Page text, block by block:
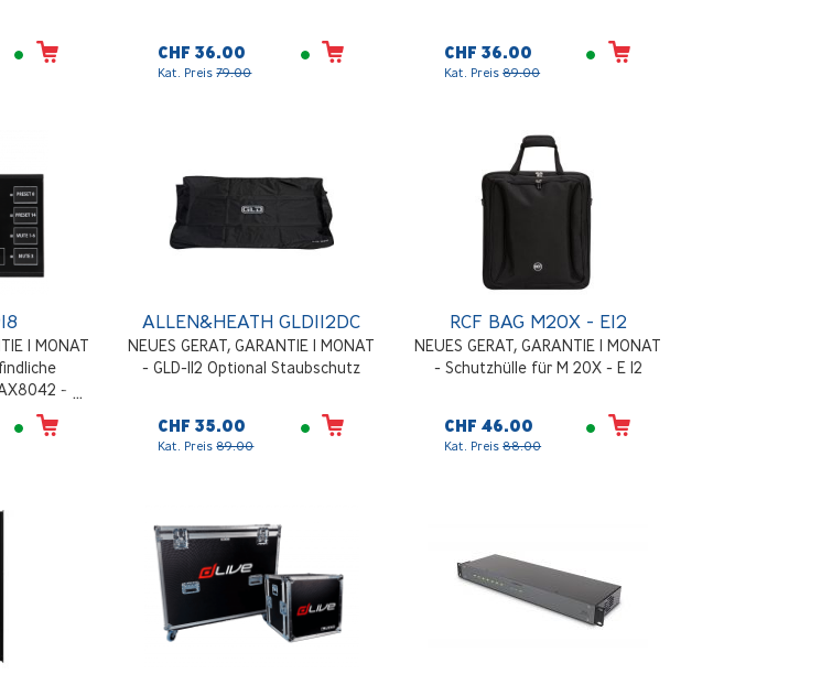
CHF 36.00
Kat. Preis79.00
CHF 36.00
Kat. Preis89.00
1 MONAT
-
ALLEN&HEATH GLD112DC
NEUES GERAT, GARANTIE 1 MONAT
- GLD-112 Optional Staubschutz
CHF 35.00
Kat. Preis89.00
RCF BAG M20X - E12
NEUES GERAT, GARANTIE 1 MONAT
- Schutzhülle für M 20X - E 12
CHF 46.00
Kat. Preis88.00